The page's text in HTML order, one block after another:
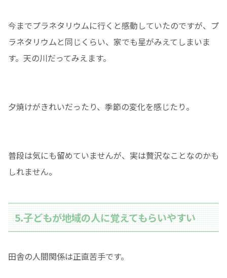
今までプラネタリウムに行くと感動していたのですが、プ
ラネタリウムと同じくらい、家でも星がみえてしまいま
す。天の川だってみえます。
夕焼けがきれいだったり、季節の変化を感じたり。
普段は気にも留めていませんが、実は贅沢なことなのかも
しれません。
5.子どもが地域の人に覚えてもらいやすい
田舎の人間関係は正直苦手です。